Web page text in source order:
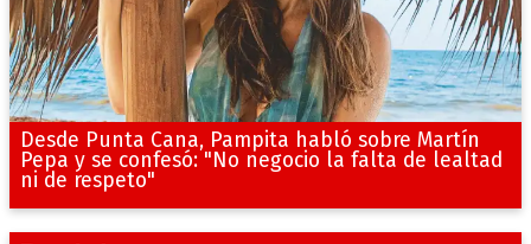
Desde Punta Cana, Pampita habló sobre Martín
Pepa y se confesó: "No negocio la falta de lealtad
ni de respeto"